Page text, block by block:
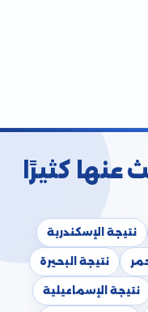
كثيرًا
نتيجة الإسكندرية
نتيجة البحيرة
نتيجة الإسماعيلية